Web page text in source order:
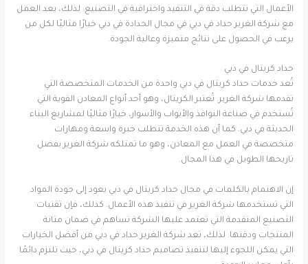
الأعمال التي تتطلب دقة في التنفيذ واحترافية في التصنيع. لذلك، يعد العمل
مع شركة الغرير حداد في دبي في مجال الحدادة في دبي خيارًا مثاليًا لكل من
يرغب في الحصول على نتائج متميزة وعالية الجودة.
حداد كريتال في دبي
تُعد خدمات حداد كريتال في دبي واحدة من الخدمات المتخصصة التي
تقدمها شركة الغرير. تُعتبر الكريتال، وهو أحد أنواع المعادن القوية التي
تُستخدم في صناعة النوافذ والأبواب والأسوار، خيارًا مثاليًا لمشاريع البناء
الحديثة في دبي. كما أن هذه الخدمة تتطلب خبرة واسعة ومهارات
متخصصة في العمل مع المعادن، وهو ما تمتلكه شركة الغرير بفضل
تاريخها الطويل في هذا المجال.
إن الاهتمام بالكلمات في مجال حداد كريتال في دبي يعود إلى جودة المواد
التي تستخدمها شركة الغرير في تنفيذ هذه الأعمال. كذلك، فإن تقنيات
التصنيع المتقدمة التي تعتمد عليها الشركة تساهم في ضمان متانة
المنتجات ودقتها. لذلك، تعد شركة الغرير حداد في دبي من أفضل الخيارات
التي يمكن اللجوء إليها لتنفيذ تصاميم حداد كريتال في دبي، حيث تلتزم دائمًا